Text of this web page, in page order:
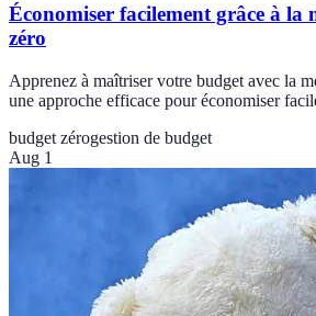
Économiser facilement grâce à la
zéro
Apprenez à maîtriser votre budget avec la
une approche efficace pour économiser
budget zérogestion de budget
Aug 1